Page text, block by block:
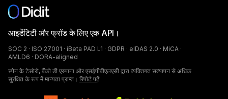
आइडेंटिटी और फ्रॉड के लिए एक API।
SOC 2 · ISO 27001 · iBeta PAD L1 · GDPR · eIDAS 2.0 · MiCA ·
AMLD6 · DORA-aligned
स्पेन के टेसोरो, बैंको डी एस्पाना और एसईपीबीएलएसी द्वारा व्यक्तिगत सत्यापन से अधिक
सुरक्षित के रूप में मान्यता प्राप्त। रिपोर्ट पढ़ें